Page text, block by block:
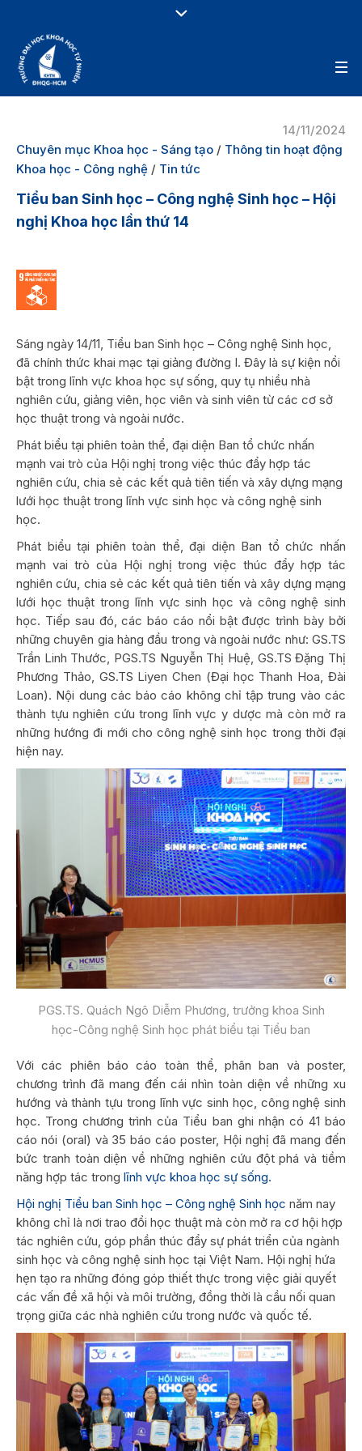
14/11/2024
Chuyên mục Khoa học - Sáng tạo / Thông tin hoạt động
Khoa học - Công nghệ / Tin tức
Tiểu ban Sinh học – Công nghệ Sinh học – Hội
nghị Khoa học lần thứ 14
Sáng ngày 14/11, Tiểu ban Sinh học – Công nghệ Sinh học,
đã chính thức khai mạc tại giảng đường I. Đây là sự kiện nổi
bật trong lĩnh vực khoa học sự sống, quy tụ nhiều nhà
nghiên cứu, giảng viên, học viên và sinh viên từ các cơ sở
học thuật trong và ngoài nước.
Phát biểu tại phiên toàn thể, đại diện Ban tổ chức nhấn
mạnh vai trò của Hội nghị trong việc thúc đẩy hợp tác
nghiên cứu, chia sẻ các kết quả tiên tiến và xây dựng mạng
lưới học thuật trong lĩnh vực sinh học và công nghệ sinh
học.
Phát biểu tại phiên toàn thể, đại diện Ban tổ chức nhấn
mạnh vai trò của Hội nghị trong việc thúc đẩy hợp tác
nghiên cứu, chia sẻ các kết quả tiên tiến và xây dựng mạng
lưới học thuật trong lĩnh vực sinh học và công nghệ sinh
học. Tiếp sau đó, các báo cáo nổi bật được trình bày bởi
những chuyên gia hàng đầu trong và ngoài nước như: GS.TS
Trần Linh Thước, PGS.TS Nguyễn Thị Huệ, GS.TS Đặng Thị
Phương Thảo, GS.TS Liyen Chen (Đại học Thanh Hoa, Đài
Loan). Nội dung các báo cáo không chỉ tập trung vào các
thành tựu nghiên cứu trong lĩnh vực y dược mà còn mở ra
những hướng đi mới cho công nghệ sinh học trong thời đại
hiện nay.
PGS.TS. Quách Ngô Diễm Phương, trưởng khoa Sinh
học-Công nghệ Sinh học phát biểu tại Tiểu ban
Với các phiên báo cáo toàn thể, phân ban và poster,
chương trình đã mang đến cái nhìn toàn diện về những xu
hướng và thành tựu trong lĩnh vực sinh học, công nghệ sinh
học. Trong chương trình của Tiểu ban ghi nhận có 41 báo
cáo nói (oral) và 35 báo cáo poster, Hội nghị đã mang đến
bức tranh toàn diện về những nghiên cứu đột phá và tiềm
năng hợp tác trong lĩnh vực khoa học sự sống.
Hội nghị Tiểu ban Sinh học – Công nghệ Sinh học năm nay
không chỉ là nơi trao đổi học thuật mà còn mở ra cơ hội hợp
tác nghiên cứu, góp phần thúc đẩy sự phát triển của ngành
sinh học và công nghệ sinh học tại Việt Nam. Hội nghị hứa
hẹn tạo ra những đóng góp thiết thực trong việc giải quyết
các vấn đề xã hội và môi trường, đồng thời là cầu nối quan
trọng giữa các nhà nghiên cứu trong nước và quốc tế.